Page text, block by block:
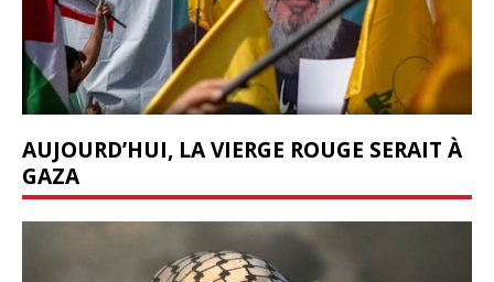
AUJOURD’HUI, LA VIERGE ROUGE SERAIT À
GAZA